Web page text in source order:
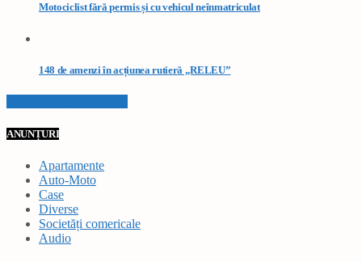
Motociclist fără permis și cu vehicul neînmatriculat
148 de amenzi în acțiunea rutieră „RELEU”
ANUNȚURI
Apartamente
Auto-Moto
Case
Diverse
Societăți comericale
Audio